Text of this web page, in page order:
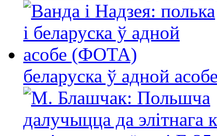
беларуска ў адной